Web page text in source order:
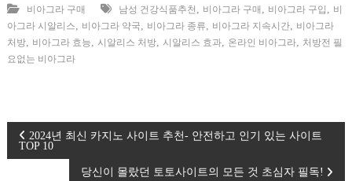
비아그라 구매 남성 건강식품추천 비아그라 구매 비아그라 구입
비
아그라 시알리스
비아그라 약국 비아그라 종류 비아그라 지속시간,
비아그라
처방, 비아그라 효능 시알리스 처방, 시알리스 효과, 온라인 비아그라,
처방전 필
요없는 비아그라
글2024년 최신 카지노 사이트 추천- 안전하고 인기 있는 사이트
TOP 10
당신이 몰랐던 토토사이트의 모든 것 초심자 필독!